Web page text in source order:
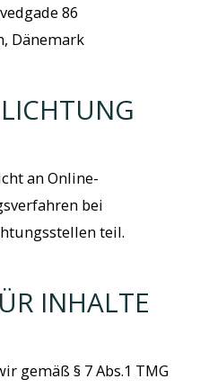
86
Dänemark
an Online-
bei
teil.
INHALTE
gemäß § 7 Abs.1 TMG